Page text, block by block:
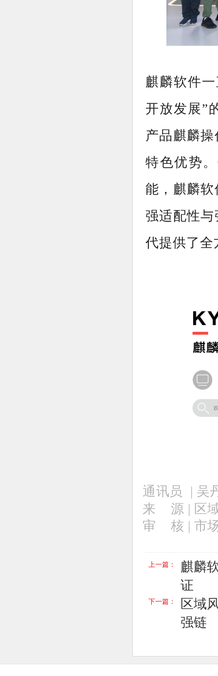
麒麟软件
开放发展”
产品麒麟
特色优势
能，麒麟
强适配性
代提供了全
通讯员 | 吴
来 源 | 区
审 核 | 市
上一篇：
麒麟
证
下一篇：
区域
强链